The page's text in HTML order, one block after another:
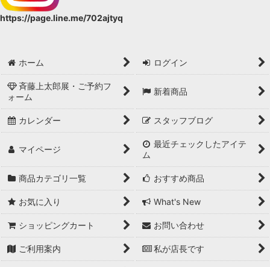
https://page.line.me/702ajtyq
ホーム ログイン
斉藤上太郎展・ご予約フ
ォーム
新着商品
カレンダー スタッフブログ
マイページ
最近チェックしたアイテ
ム
商品カテゴリ一覧 おすすめ商品
お気に入り What's New
ショッピングカート お問い合わせ
ご利用案内 私が店長です